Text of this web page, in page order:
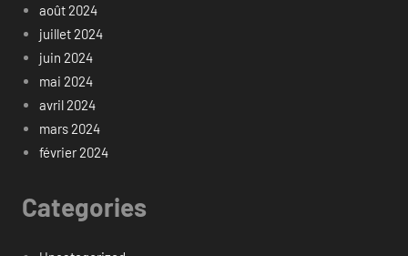
août 2024
juillet 2024
juin 2024
mai 2024
avril 2024
mars 2024
février 2024
Categories